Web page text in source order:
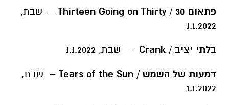
פתאום 30 / Thirteen Going on Thirty
– שבת,
1.1.2022
בלתי יציב / Crank – שבת, 1.1.2022
דמעות של השמש / Tears of the Sun
– שבת,
1.1.2022